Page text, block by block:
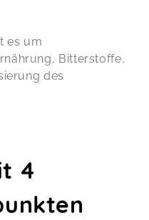
es um
Bitterstoffe,
des
4